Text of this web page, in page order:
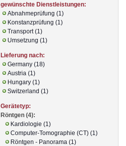
gewünschte Dienstleistungen:
Abnahmeprüfung (1)
Konstanzprüfung (1)
Transport (1)
Umsetzung (1)
Lieferung nach:
Germany (18)
Austria (1)
Hungary (1)
Switzerland (1)
Gerätetyp:
Röntgen (4):
Kardiologie (1)
Computer-Tomographie (CT) (1)
Röntgen - Panorama (1)